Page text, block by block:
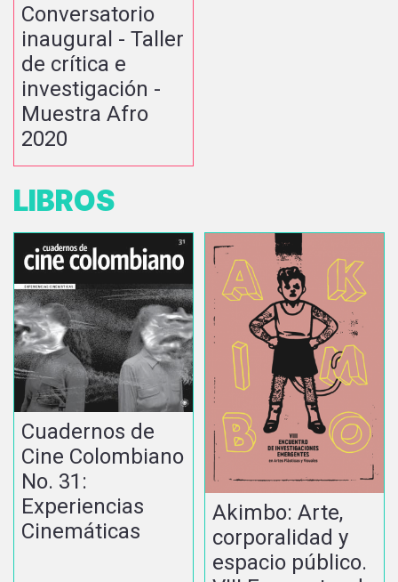
Conversatorio
inaugural - Taller
de crítica e
investigación -
Muestra Afro
2020
LIBROS
Cuadernos de
Cine Colombiano
No. 31:
Experiencias
Cinemáticas
Akimbo: Arte,
corporalidad y
espacio público.